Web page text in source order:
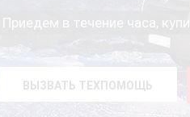
Приедем в течение часа,
ВЫЗВАТЬ ТЕХПОМОЩЬ